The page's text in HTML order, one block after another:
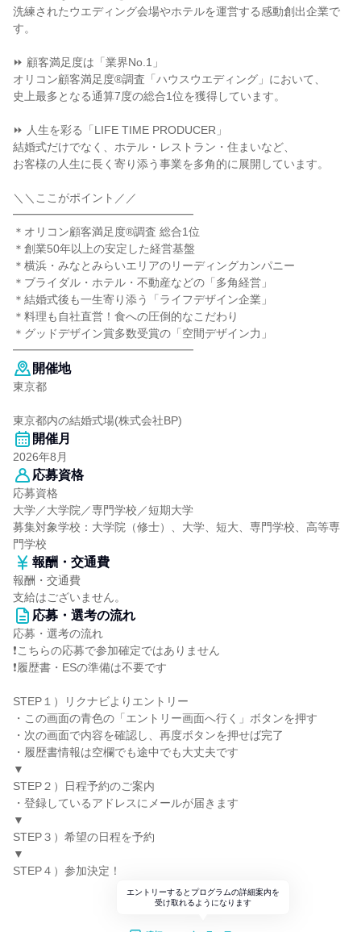
洗練されたウエディング会場やホテルを運営する感動創出企業で
す。
⏩ 顧客満足度は「業界No.1」
オリコン顧客満足度®調査「ハウスウエディング」において、
史上最多となる通算7度の総合1位を獲得しています。
⏩ 人生を彩る「LIFE TIME PRODUCER」
結婚式だけでなく、ホテル・レストラン・住まいなど、
お客様の人生に長く寄り添う事業を多角的に展開しています。
＼＼ここがポイント／／
━━━━━━━━━━━━━━━━
＊オリコン顧客満足度®調査 総合1位
＊創業50年以上の安定した経営基盤
＊横浜・みなとみらいエリアのリーディングカンパニー
＊ブライダル・ホテル・不動産などの「多角経営」
＊結婚式後も一生寄り添う「ライフデザイン企業」
＊料理も自社直営！食への圧倒的なこだわり
＊グッドデザイン賞多数受賞の「空間デザイン力」
━━━━━━━━━━━━━━━━
開催地
東京都
東京都内の結婚式場(株式会社BP)
開催月
2026年8月
応募資格
応募資格
大学／大学院／専門学校／短期大学
募集対象学校：大学院（修士）、大学、短大、専門学校、高等専
門学校
報酬・交通費
報酬・交通費
支給はございません。
応募・選考の流れ
応募・選考の流れ
❗こちらの応募で参加確定ではありません
❗履歴書・ESの準備は不要です
STEP１）リクナビよりエントリー
・この画面の青色の「エントリー画面へ行く」ボタンを押す
・次の画面で内容を確認し、再度ボタンを押せば完了
・履歴書情報は空欄でも途中でも大丈夫です
▼
STEP２）日程予約のご案内
・登録しているアドレスにメールが届きます
▼
STEP３）希望の日程を予約
▼
STEP４）参加決定！
エントリーするとプログラムの詳細案内を
受け取れるようになります